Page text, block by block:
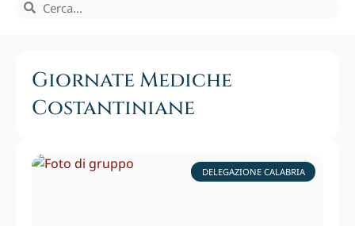
Giornate Mediche
Costantiniane
DELEGAZIONE CALABRIA